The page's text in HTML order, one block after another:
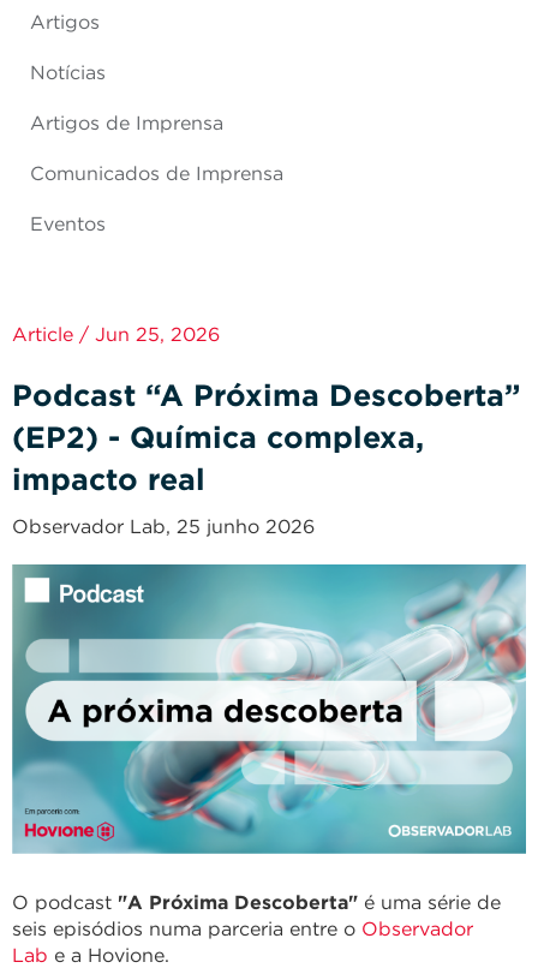
Artigos
Notícias
Artigos de Imprensa
Comunicados de Imprensa
Eventos
Article / Jun 25, 2026
Podcast “A Próxima Descoberta”
(EP2) - Química complexa,
impacto real
Observador Lab, 25 junho 2026
O podcast "A Próxima Descoberta" é uma série de
seis episódios numa parceria entre o Observador
Lab e a Hovione.